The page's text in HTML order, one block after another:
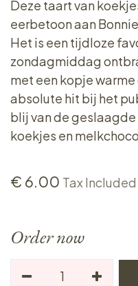
Deze taart van
eerbetoon aan
Het is een tijdloze
zondagmiddag
met een kopje
absolute hit bij het
blij van de
koekjes en
€ 6.00 Tax Included
Order now